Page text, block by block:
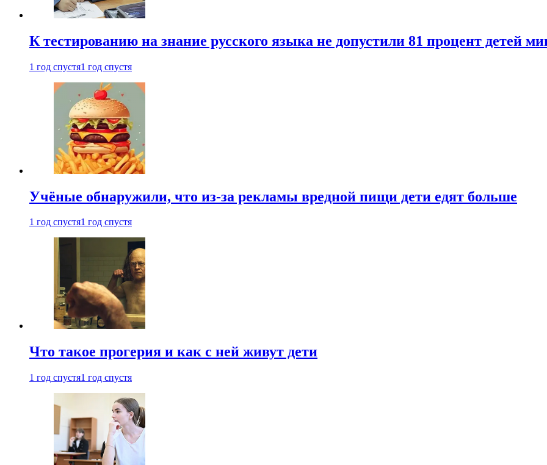
К тестированию на знание русского языка не допустили 81 процент детей
1 год спустя1 год спустя
Учёные обнаружили, что из-за рекламы вредной пищи дети едят больше
1 год спустя1 год спустя
Что такое прогерия и как с ней живут дети
1 год спустя1 год спустя